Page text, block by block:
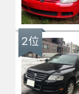
2位